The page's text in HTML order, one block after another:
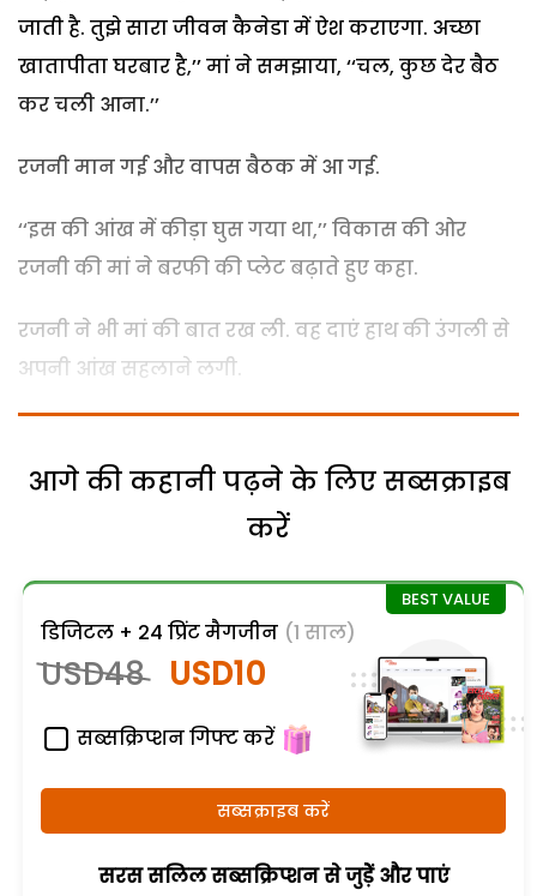
जाती है. तुझे सारा जीवन कैनेडा में ऐश कराएगा. अच्छा
खातापीता घरबार है,’’ मां ने समझाया, ‘‘चल, कुछ देर बैठ
कर चली आना.’’
रजनी मान गई और वापस बैठक में आ गई.
‘‘इस की आंख में कीड़ा घुस गया था,’’ विकास की ओर
रजनी की मां ने बरफी की प्लेट बढ़ाते हुए कहा.
रजनी ने भी मां की बात रख ली. वह दाएं हाथ की उंगली से
अपनी आंख सहलाने लगी.
आगे की कहानी पढ़ने के लिए सब्सक्राइब
करें
डिजिटल + 24 प्रिंट मैगजीन (1 साल)
USD48 USD10
सब्सक्रिप्शन गिफ्ट करें
सब्सक्राइब करें
सरस सलिल सब्सक्रिप्शन से जुड़ेें और पाएं